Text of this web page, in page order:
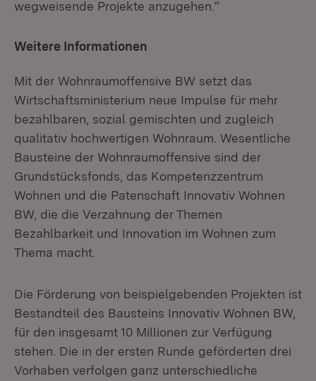
wegweisende Projekte anzugehen.“
Weitere Informationen
Mit der Wohnraumoffensive BW setzt das
Wirtschaftsministerium neue Impulse für mehr
bezahlbaren, sozial gemischten und zugleich
qualitativ hochwertigen Wohnraum. Wesentliche
Bausteine der Wohnraumoffensive sind der
Grundstücksfonds, das Kompetenzzentrum
Wohnen und die Patenschaft Innovativ Wohnen
BW, die die Verzahnung der Themen
Bezahlbarkeit und Innovation im Wohnen zum
Thema macht.
Die Förderung von beispielgebenden Projekten ist
Bestandteil des Bausteins Innovativ Wohnen BW,
für den insgesamt 10 Millionen zur Verfügung
stehen. Die in der ersten Runde geförderten drei
Vorhaben verfolgen ganz unterschiedliche